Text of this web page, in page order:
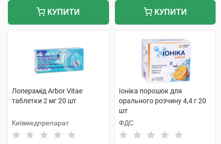
КУПИТИ КУПИТИ
Лоперамід Arbor Vitae
таблетки 2 мг 20 шт
Київмедпрепарат
Іоніка порошок для
орального розчину 4,4 г 20
шт
ФДС